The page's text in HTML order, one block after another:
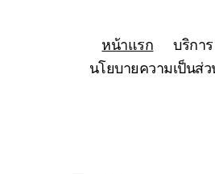
หน้าแรก บริการ
นโยบายความเป็นส่